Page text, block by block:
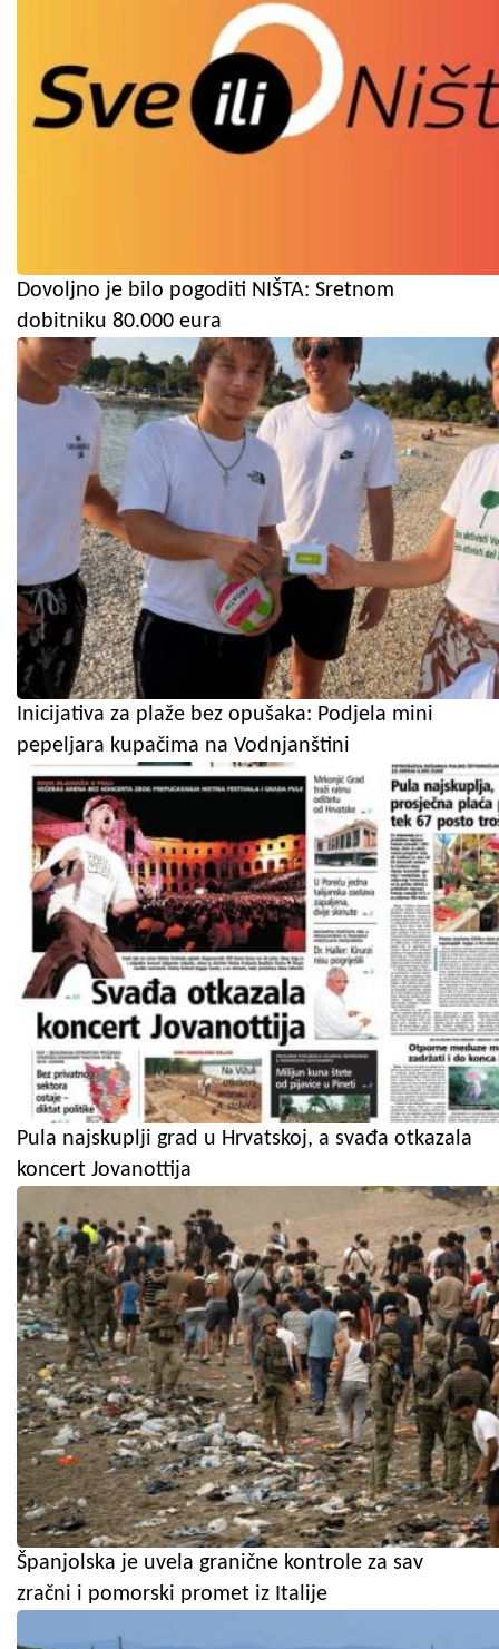
Dovoljno je bilo pogoditi NIŠTA: Sretnom
dobitniku 80.000 eura
Inicijativa za plaže bez opušaka: Podjela mini
pepeljara kupačima na Vodnjanštini
Pula najskuplji grad u Hrvatskoj, a svađa otkazala
koncert Jovanottija
Španjolska je uvela granične kontrole za sav
zračni i pomorski promet iz Italije